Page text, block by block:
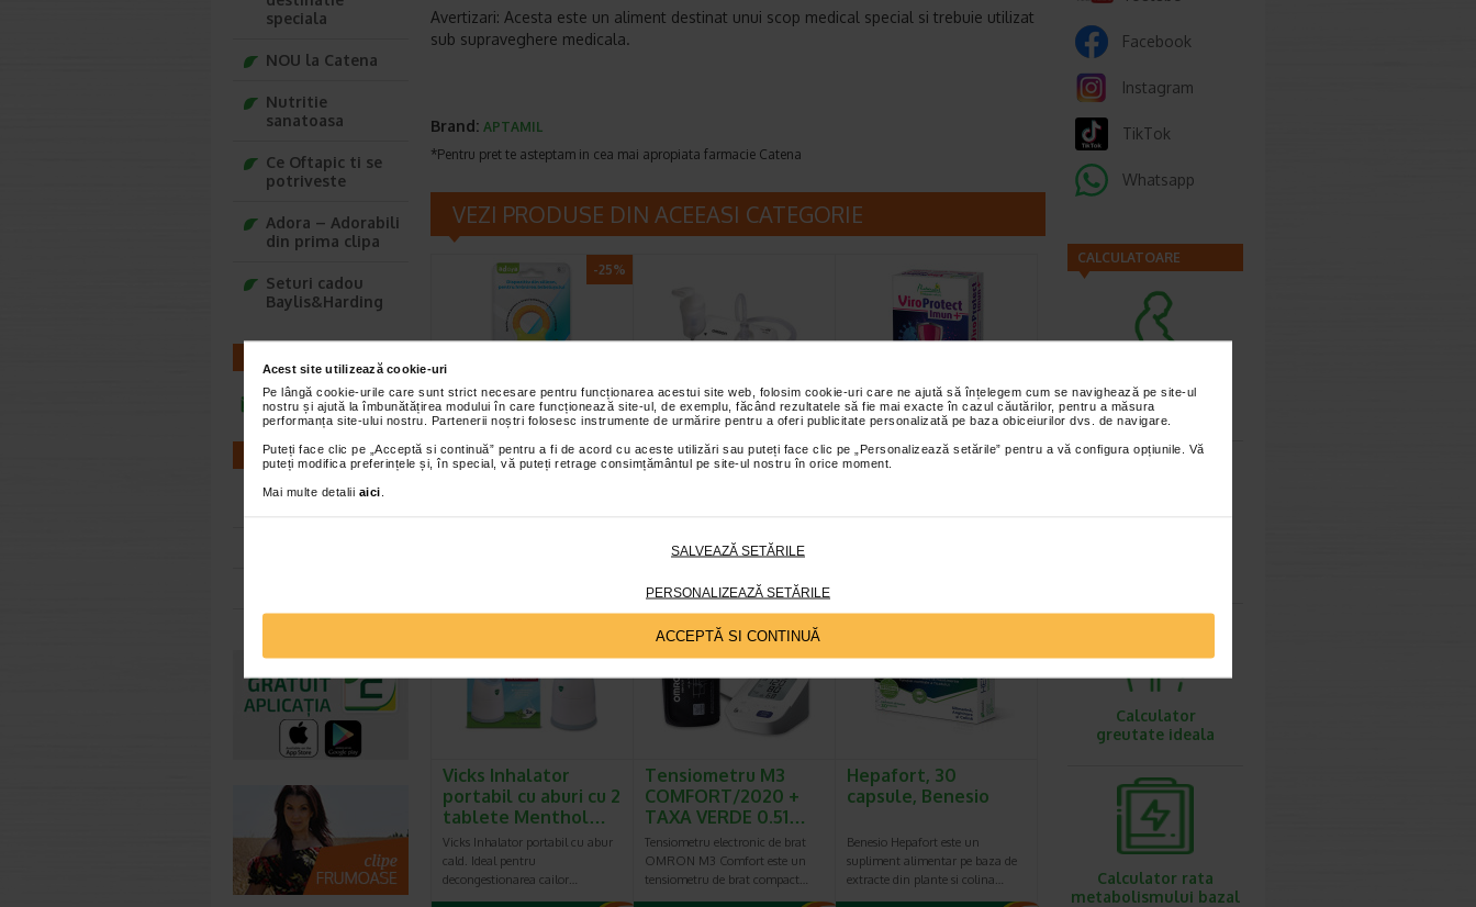
Acest site utilizează cookie-uri
Pe lângă cookie-urile care sunt strict necesare pentru funcționarea acestui site web, folosim cookie-uri care ne ajută să înțelegem cum se navighează pe site-ul
nostru și ajută la îmbunătățirea modului în care funcționează site-ul, de exemplu, făcând rezultatele să fie mai exacte în cazul căutărilor, pentru a măsura
performanța site-ului nostru. Partenerii noștri folosesc instrumente de urmărire pentru a oferi publicitate personalizată pe baza obiceiurilor dvs. de navigare.
Puteți face clic pe „Acceptă si continuă” pentru a fi de acord cu aceste utilizări sau puteți face clic pe „Personalizează setările” pentru a vă configura opțiunile. Vă
puteți modifica preferințele și, în special, vă puteți retrage consimțământul pe site-ul nostru în orice moment.
Mai multe detalii aici
SALVEAZĂ SETĂRILE
PERSONALIZEAZĂ SETĂRILE
ACCEPTĂ SI CONTINUĂ
Avertizari: Acesta este un aliment destinat unui scop medical special si trebuie utilizat
sub supraveghere medicala.
Brand: APTAMIL
*Pentru pret te asteptam in cea mai apropiata farmacie Catena
VEZI PRODUSE DIN ACEEASI CATEGORIE
-25%
Adora Dispozitiv din
silicon pentru
hranirea bebelusului
OMRON Nebulizator
C801 Esential
ViroProtect Imun, 10
capsule, NATURALIS
Vicks Inhalator
portabil cu aburi cu 2
tablete Menthol…
Vicks Inhalator portabil cu abur
cald. Ideal pentru
decongestionarea cailor…
Tensiometru M3
COMFORT/2020 +
TAXA VERDE 0.51…
Tensiometru electronic de brat
OMRON M3 Comfort este un
tensiometru de brat compact…
Hepafort, 30
capsule, Benesio
Benesio Hepafort este un
supliment alimentar pe baza de
extracte din plante si colina…
speciala
NOU la Catena
Nutritie
sanatoasa
Ce Oftapic ti se
potriveste
Adora – Adorabili
din prima clipa
Seturi cadou
Baylis&Harding
infoline@catena.ro
FARMACII
Facebook
Instagram
TikTok
Whatsapp
CALCULATOARE
Calculator
sarcina
Calculator
greutate ideala
Calculator rata
metabolismului bazal